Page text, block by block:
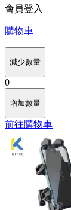
會員登入
購物車
減少數量
0
增加數量
前往購物車